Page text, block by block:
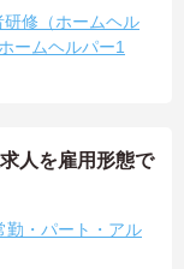
修（ホームヘル
ームヘルパー1
人を雇用形態で
勤・パート・アル